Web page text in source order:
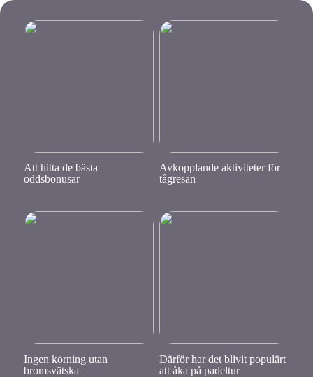
Att hitta de bästa
oddsbonusar
Avkopplande aktiviteter för
tågresan
Ingen körning utan
bromsvätska
Därför har det blivit populärt
att åka på padeltur